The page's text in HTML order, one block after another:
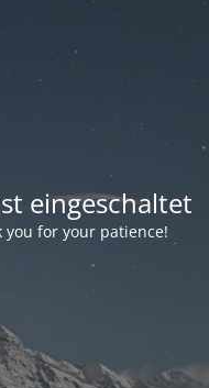
eingeschaltet
you for your patience!